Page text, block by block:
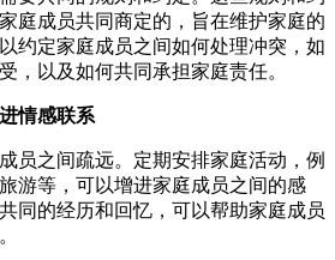
庭成员共同商定的，旨在维护家庭的
约定家庭成员之间如何处理冲突，如
，以及如何共同承担家庭责任。
情感联系
员之间疏远。定期安排家庭活动，例
游等，可以增进家庭成员之间的感
同的经历和回忆，可以帮助家庭成员